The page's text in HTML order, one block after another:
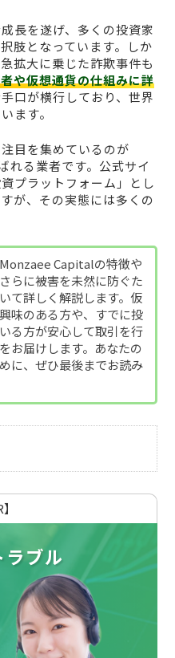
長を遂げ、多くの投資家
肢となっています。しか
拡大に乗じた詐欺事件も
や仮想通貨の仕組みに詳
口が横行しており、世界
ます。
目を集めているのが
れる業者です。公式サイ
プラットフォーム」とし
が、その実態には多くの
Capitalの特徴や
らに被害を未然に防ぐた
て詳しく解説します。仮
味のある方や、すでに投
る方が安心して取引を行
お届けします。あなたの
に、ぜひ最後までお読み
ブル